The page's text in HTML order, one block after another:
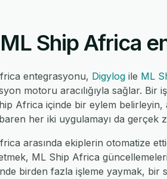
Ship Africa
entegrasyonu, Digylog ile ML
motoru aracılığıyla sağlar. Bir
Africa içinde bir eylem belirleyin,
her iki uygulamayı da gerçek
arasında ekiplerin otomatize
ML Ship Africa
birden fazla işleme yaymak,